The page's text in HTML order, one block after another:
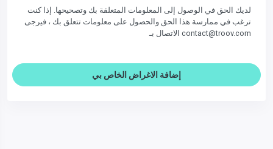
لديك الحق في الوصول إلى المعلومات المتعلقة بك وتصحيحها. إذا كنت
ترغب في ممارسة هذا الحق والحصول على معلومات تتعلق بك ، فيرجى
الاتصال بـ contact@troov.com
إضافة الاغراض الخاص بي